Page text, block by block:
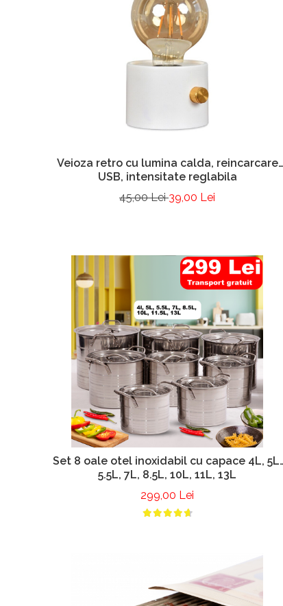
Veioza retro cu lumina calda, reincarcare
USB, intensitate reglabila
45,00 Lei39,00 Lei
Set 8 oale otel inoxidabil cu capace 4L, 5L,
5.5L, 7L, 8.5L, 10L, 11L, 13L
299,00 Lei